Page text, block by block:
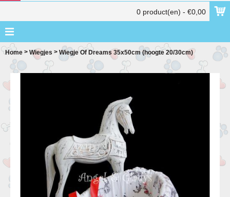
0 product(en) - €0,00
Home > Wiegjes > Wiegje Of Dreams 35x50cm (hoogte 20/30cm)